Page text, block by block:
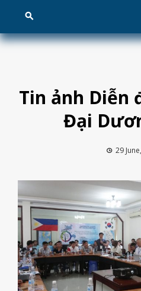
Skip
Tin ảnh Diễn
Đại
29